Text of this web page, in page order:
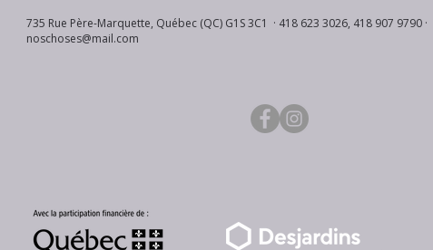
735 Rue Père-Marquette, Québec (QC) G1S 3C1 · 418 623 3026, 418 907 9790 ·
noschoses@mail.com